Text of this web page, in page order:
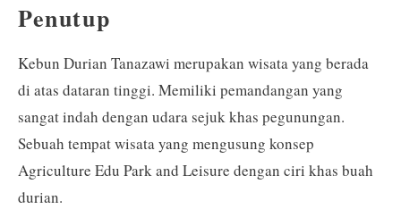
Penutup
Kebun Durian Tanazawi merupakan wisata yang berada
di atas dataran tinggi. Memiliki pemandangan yang
sangat indah dengan udara sejuk khas pegunungan.
Sebuah tempat wisata yang mengusung konsep
Agriculture Edu Park and Leisure dengan ciri khas buah
durian.